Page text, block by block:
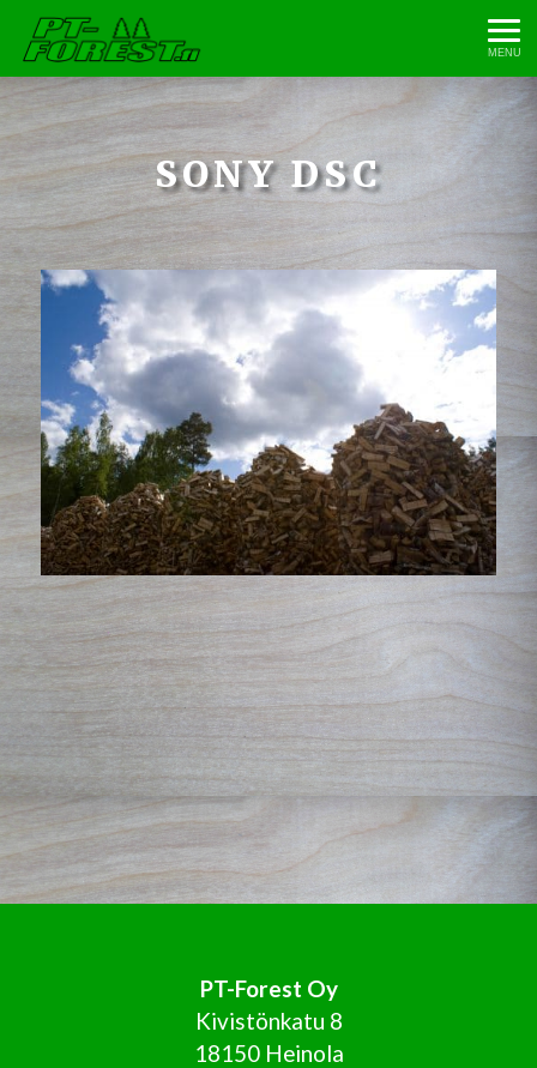
MENU
SONY DSC
PT-Forest Oy
Kivistönkatu 8
18150 Heinola